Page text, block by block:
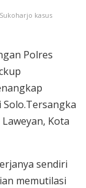
kasus
Polres
Kota
sendiri
memutilasi